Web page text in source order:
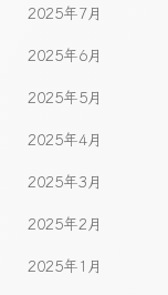
2025年7月
2025年6月
2025年5月
2025年4月
2025年3月
2025年2月
2025年1月